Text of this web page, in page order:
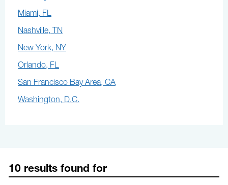
Miami, FL
Nashville, TN
New York, NY
Orlando, FL
San Francisco Bay Area, CA
Washington, D.C.
10 results found for